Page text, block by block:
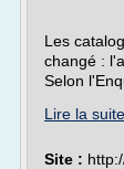
Les
changé :
Selon
Lire la suite
Site :